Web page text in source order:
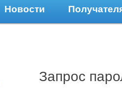
Новости
Запрос